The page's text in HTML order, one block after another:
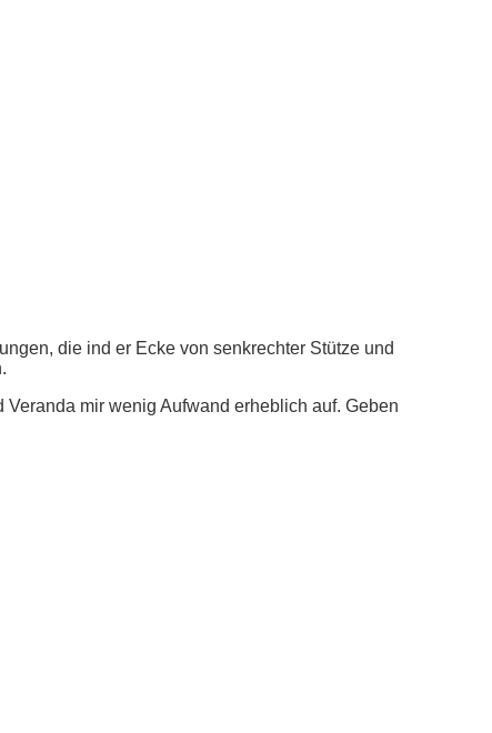
die ind er Ecke von senkrechter Stütze und
mir wenig Aufwand erheblich auf. Geben